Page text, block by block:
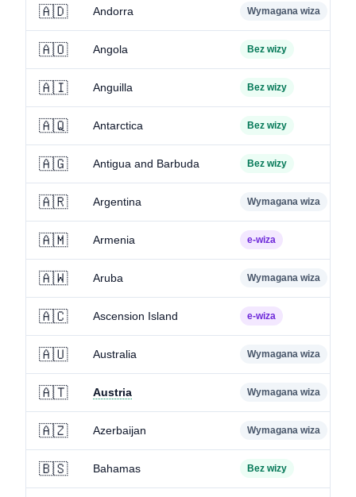
🇦🇩 Andorra Wymagana wiza
🇦🇴 Angola Bez wizy
🇦🇮 Anguilla Bez wizy
🇦🇶 Antarctica Bez wizy
🇦🇬 Antigua and Barbuda Bez wizy
🇦🇷 Argentina Wymagana wiza
🇦🇲 Armenia e-wiza
🇦🇼 Aruba Wymagana wiza
🇦🇨 Ascension Island e-wiza
🇦🇺 Australia Wymagana wiza
🇦🇹 Austria Wymagana wiza
🇦🇿 Azerbaijan Wymagana wiza
🇧🇸 Bahamas Bez wizy